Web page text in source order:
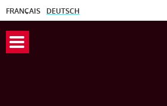
FRANÇAIS DEUTSCH